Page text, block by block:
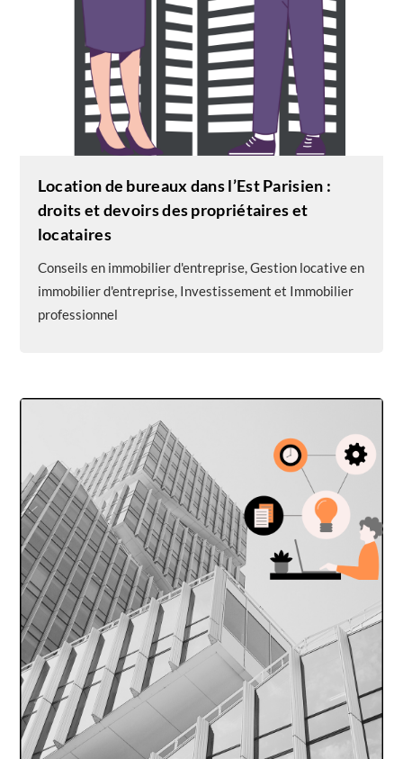
Location de bureaux dans l’Est Parisien :
droits et devoirs des propriétaires et
locataires
Conseils en immobilier d'entreprise,Gestion locative en
immobilier d'entreprise, Investissement et Immobilier
professionnel